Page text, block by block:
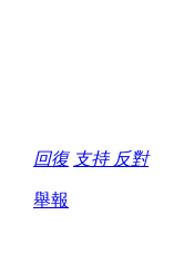
回復 支持 反對
舉報